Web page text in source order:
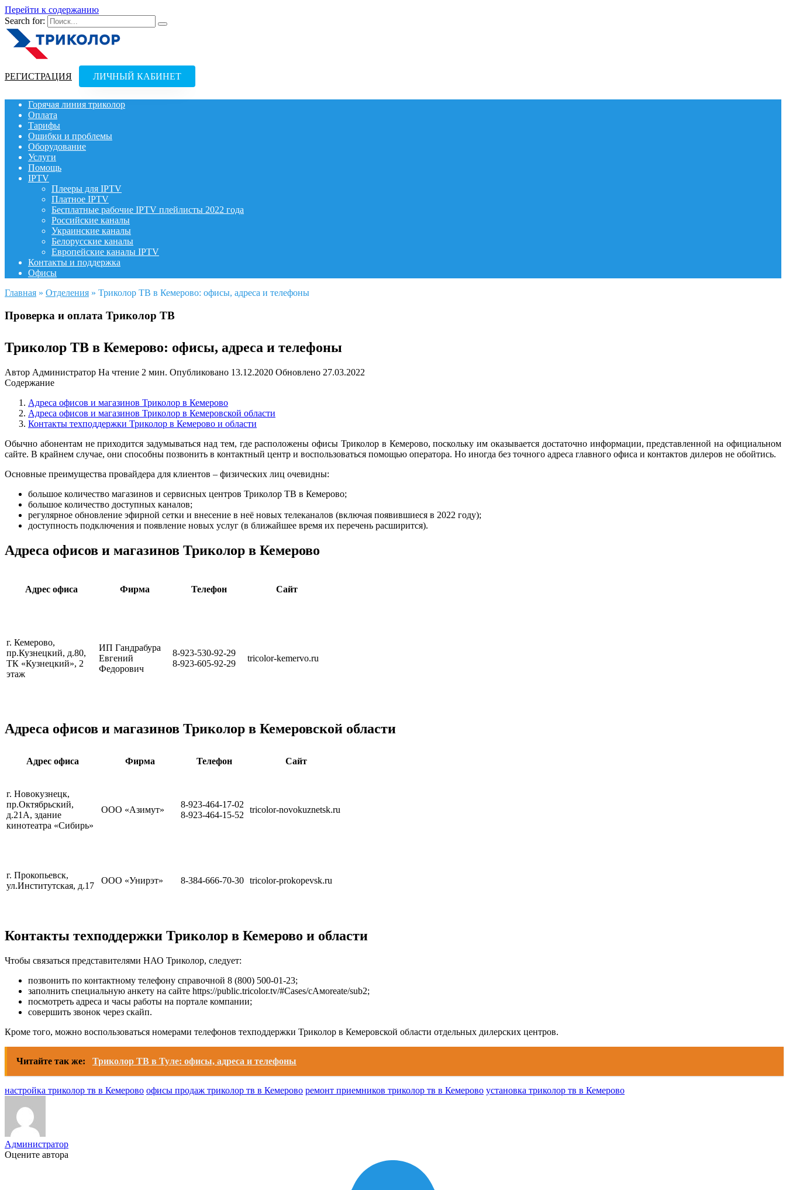
Перейти к содержанию
Search for:
РЕГИСТРАЦИЯ ЛИЧНЫЙ КАБИНЕТ
Горячая линия триколор
Оплата
Тарифы
Ошибки и проблемы
Оборудование
Услуги
Помощь
IPTV
Плееры для IPTV
Платное IPTV
Бесплатные рабочие IPTV плейлисты 2022 года
Российские каналы
Украинские каналы
Белорусские каналы
Европейские каналы IPTV
Контакты и поддержка
Офисы
Главная » Отделения » Триколор ТВ в Кемерово: офисы, адреса и телефоны
Проверка и оплата Триколор ТВ
Триколор ТВ в Кемерово: офисы, адреса и телефоны
Автор Администратор На чтение 2 мин. Опубликовано 13.12.2020 Обновлено 27.03.2022
Содержание
Адреса офисов и магазинов Триколор в Кемерово
Адреса офисов и магазинов Триколор в Кемеровской области
Контакты техподдержки Триколор в Кемерово и области
Обычно абонентам не приходится задумываться над тем, где расположены офисы Триколор в Кемерово, поскольку им оказывается достаточно информации, представленной на официальном
сайте. В крайнем случае, они способны позвонить в контактный центр и воспользоваться помощью оператора. Но иногда без точного адреса главного офиса и контактов дилеров не обойтись.
Основные преимущества провайдера для клиентов – физических лиц очевидны:
большое количество магазинов и сервисных центров Триколор ТВ в Кемерово;
большое количество доступных каналов;
регулярное обновление эфирной сетки и внесение в неё новых телеканалов (включая появившиеся в 2022 году);
доступность подключения и появление новых услуг (в ближайшее время их перечень расширится).
Адреса офисов и магазинов Триколор в Кемерово
Адрес офиса Фирма Телефон Сайт
г. Кемерово,
пр.Кузнецкий, д.80,
ТК «Кузнецкий», 2
этаж
ИП Гандрабура
Евгений
Федорович
8-923-530-92-29
8-923-605-92-29
tricolor-kemervo.ru
Адреса офисов и магазинов Триколор в Кемеровской области
Адрес офиса Фирма Телефон Сайт
г. Новокузнецк,
пр.Октябрьский,
д.21А, здание
кинотеатра «Сибирь»
ООО «Азимут»
8-923-464-17-02
8-923-464-15-52
tricolor-novokuznetsk.ru
г. Прокопьевск,
ул.Институтская, д.17
ООО «Унирэт» 8-384-666-70-30 tricolor-prokopevsk.ru
Контакты техподдержки Триколор в Кемерово и области
Чтобы связаться представителями НАО Триколор, следует:
позвонить по контактному телефону справочной 8 (800) 500-01-23;
заполнить специальную анкету на сайте https://public.tricolor.tv/#Cases/cАмоreate/sub2;
посмотреть адреса и часы работы на портале компании;
совершить звонок через скайп.
Кроме того, можно воспользоваться номерами телефонов техподдержки Триколор в Кемеровской области отдельных дилерских центров.
Читайте так же: Триколор ТВ в Туле: офисы, адреса и телефоны
настройка триколор тв в Кемерово офисы продаж триколор тв в Кемерово ремонт приемников триколор тв в Кемерово установка триколор тв в Кемерово
Администратор
Оцените автора